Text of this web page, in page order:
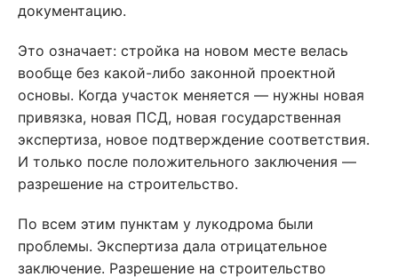
документацию.
Это означает: стройка на новом месте велась
вообще без какой-либо законной проектной
основы. Когда участок меняется — нужны новая
привязка, новая ПСД, новая государственная
экспертиза, новое подтверждение соответствия.
И только после положительного заключения —
разрешение на строительство.
По всем этим пунктам у лукодрома были
проблемы. Экспертиза дала отрицательное
заключение. Разрешение на строительство